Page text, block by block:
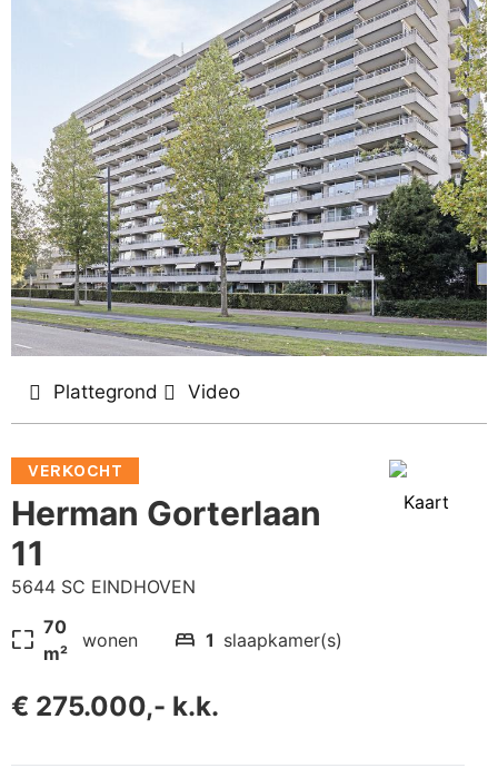
Plattegrond Video
VERKOCHT
Herman Gorterlaan
11
5644 SC EINDHOVEN
pageless 70
m²
wonen bed 1 slaapkamer(s)
€ 275.000,- k.k.
Kaart